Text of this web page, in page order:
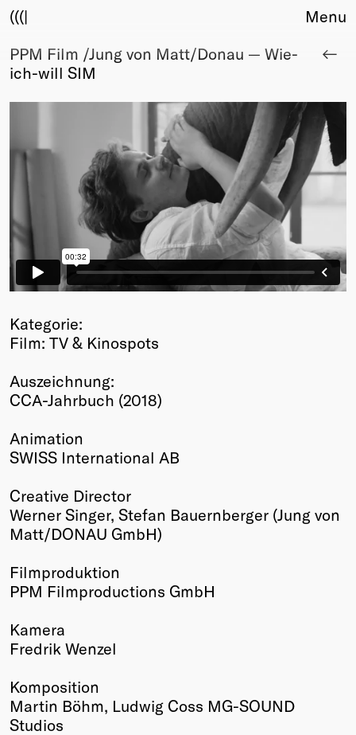
(((|
About
Club
TBD
Events
Upcoming
Past
Membership
Info
Young Creatives
Friends of Creativity
Winners
2026
Annual
Menu
PPM Film /Jung von Matt/Donau — Wie-
ich-will SIM
Kategorie:
Film: TV & Kinospots
Auszeichnung:
CCA-Jahrbuch (2018)
Animation
SWISS International AB
Creative Director
Werner Singer, Stefan Bauernberger (Jung von
Matt/DONAU GmbH)
Filmproduktion
PPM Filmproductions GmbH
Kamera
Fredrik Wenzel
Komposition
Martin Böhm, Ludwig Coss MG-SOUND
Studios